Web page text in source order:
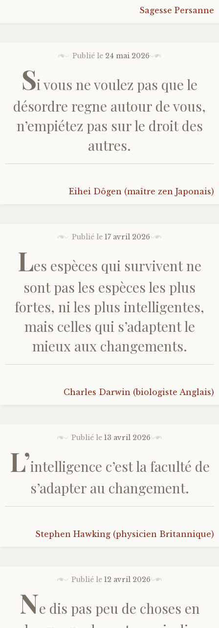
Sagesse Persanne
Publié le 24 mai 2026
Si vous ne voulez pas que le
désordre regne autour de vous,
n’empiétez pas sur le droit des
autres.
Eihei Dôgen (maître zen Japonais)
Publié le17 avril 2026
Les espèces qui survivent ne
sont pas les espèces les plus
fortes, ni les plus intelligentes,
mais celles qui s’adaptent le
mieux aux changements.
Charles Darwin (biologiste Anglais)
Publié le13 avril 2026
L’intelligence c’est la faculté de
s’adapter au changement.
Stephen Hawking (physicien Britannique)
Publié le12 avril 2026
Ne dis pas peu de choses en